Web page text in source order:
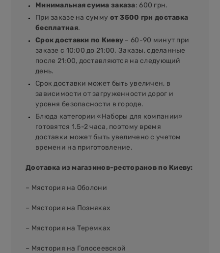
Минимальная сумма заказа: 600 грн.
При заказе на сумму от 3500 грн доставка
бесплатная.
Срок доставки по Киеву – 60-90 минут при
заказе с 10:00 до 21:00. Заказы, сделанные
после 21:00, доставляются на следующий
день.
Срок доставки может быть увеличен, в
зависимости от загруженности дорог и
уровня безопасности в городе.
Блюда категории «Наборы для компании»
готовятся 1.5-2 часа, поэтому время
доставки может быть увеличено с учетом
времени на приготовление.
Доставка из магазинов-ресторанов по Киеву:
– Мястория на Оболони
– Мястория на Позняках
– Мястория на Теремках
– Мястория на Голосеевской